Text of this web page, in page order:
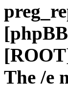
The /e